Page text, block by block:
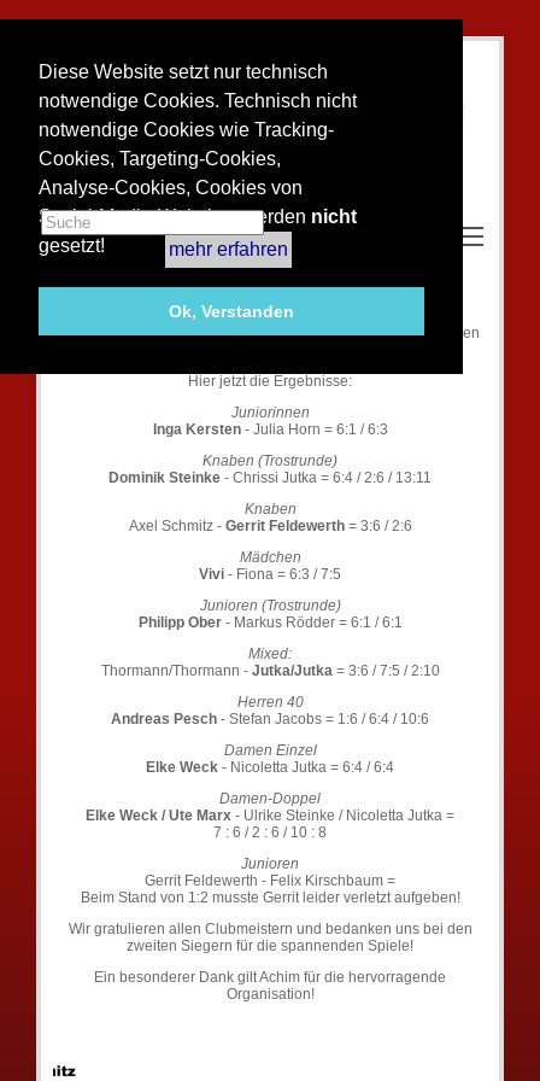
Diese Website setzt nur technisch
notwendige Cookies. Technisch nicht
notwendige Cookies wie Tracking-
Cookies, Targeting-Cookies,
Analyse-Cookies, Cookies von
Social-Media-Websites werden nicht
gesetzt!
mehr erfahren
Ok, Verstanden
An einem sonnigen Tag gab es spannende Endspiele mit vielen
Hier jetzt die Ergebnisse:
Juniorinnen
Inga Kersten- Julia Horn = 6:1 / 6:3
Knaben (Trostrunde)
Dominik Steinke - Chrissi Jutka = 6:4 / 2:6 / 13:11
Knaben
Axel Schmitz - Gerrit Feldewerth= 3:6 / 2:6
Mädchen
Vivi - Fiona = 6:3 / 7:5
Junioren (Trostrunde)
Philipp Ober - Markus Rödder = 6:1 / 6:1
Mixed:
Thormann/Thormann - Jutka/Jutka = 3:6 / 7:5 / 2:10
Herren 40
Andreas Pesch - Stefan Jacobs = 1:6 / 6:4 / 10:6
Damen Einzel
Elke Weck - Nicoletta Jutka = 6:4 / 6:4
Damen-Doppel
Elke Weck / Ute Marx - Ulrike Steinke / Nicoletta Jutka =
7 : 6 / 2 : 6 / 10 : 8
Junioren
Gerrit Feldewerth - Felix Kirschbaum =
Beim Stand von 1:2 musste Gerrit leider verletzt aufgeben!
Wir gratulieren allen Clubmeistern und bedanken uns bei den
zweiten Siegern für die spannenden Spiele!
Ein besonderer Dank gilt Achim für die hervorragende
Organisation!